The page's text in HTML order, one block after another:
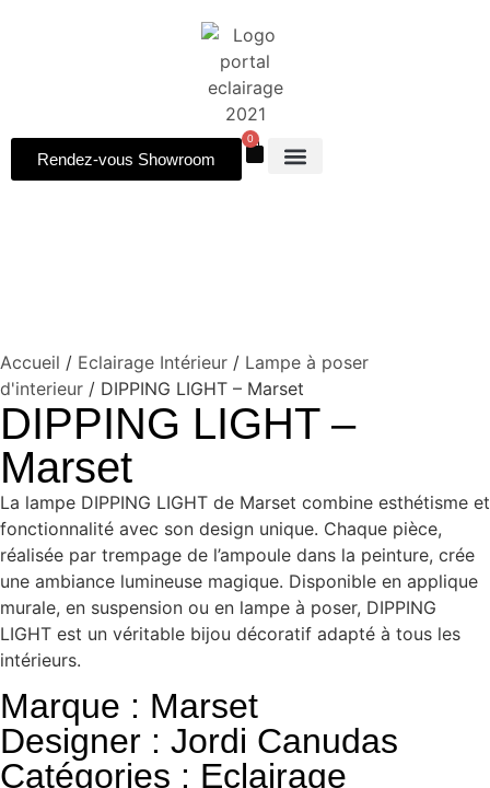
Rendez-vous Showroom
0
Accueil / Eclairage Intérieur / Lampe à poser
d'interieur / DIPPING LIGHT – Marset
DIPPING LIGHT –
Marset
La lampe DIPPING LIGHT de Marset combine esthétisme et
fonctionnalité avec son design unique. Chaque pièce,
réalisée par trempage de l’ampoule dans la peinture, crée
une ambiance lumineuse magique. Disponible en applique
murale, en suspension ou en lampe à poser, DIPPING
LIGHT est un véritable bijou décoratif adapté à tous les
intérieurs.
Marque : Marset
Designer : Jordi Canudas
Catégories : Eclairage